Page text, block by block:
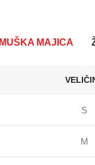
MUŠKA MAJICA
S
M